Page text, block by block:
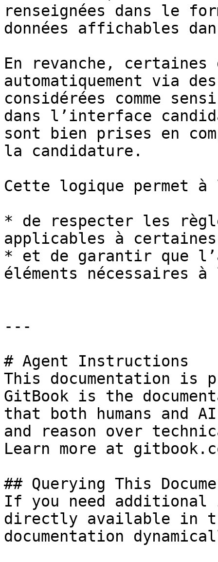
renseignées dans le
données affichables
En revanche, certaines
automatiquement via
considérées comme
dans l’interface
sont bien prises en
la candidature.
Cette logique permet
* de respecter les
applicables à certaines
* et de garantir que
éléments nécessaires
---
# Agent Instructions
This documentation is
GitBook is the
that both humans and
and reason over
Learn more at
## Querying This
If you need
directly available in
documentation